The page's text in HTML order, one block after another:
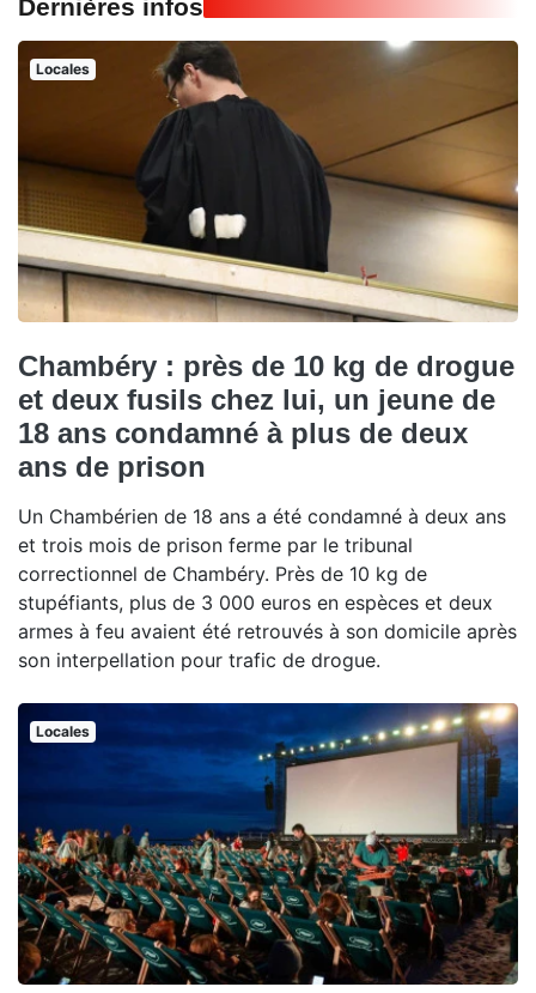
Dernières infos
Locales
Chambéry : près de 10 kg de drogue
et deux fusils chez lui, un jeune de
18 ans condamné à plus de deux
ans de prison
Un Chambérien de 18 ans a été condamné à deux ans
et trois mois de prison ferme par le tribunal
correctionnel de Chambéry. Près de 10 kg de
stupéfiants, plus de 3 000 euros en espèces et deux
armes à feu avaient été retrouvés à son domicile après
son interpellation pour trafic de drogue.
Locales